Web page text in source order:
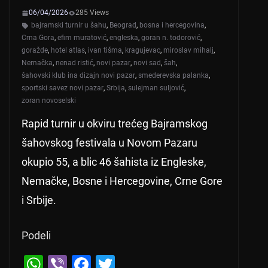
06/04/2026
285 Views
bajramski turnir u šahu, Beograd, bosna i hercegovina,
Crna Gora, efim muratović, engleska, goran n. todorović,
goražde, hotel atlas, ivan tišma, kragujevac, miroslav mihalj,
Nemačka, nenad ristić, novi pazar, novi sad, šah,
šahovski klub ina dizajn novi pazar, smederevska palanka,
sportski savez novi pazar, Srbija, sulejman suljović,
zoran novoselski
Rapid turnir u okviru trećeg Bajramskog
šahovskog festivala u Novom Pazaru
okupio 55, a blic 46 šahista iz Engleske,
Nemačke, Bosne i Hercegovine, Crne Gore
i Srbije.
Podeli